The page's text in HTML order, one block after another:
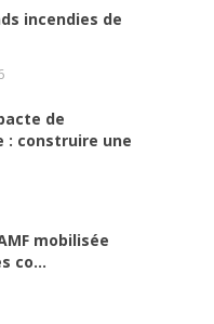
incendies de
de
: construire une
mobilisée
co...